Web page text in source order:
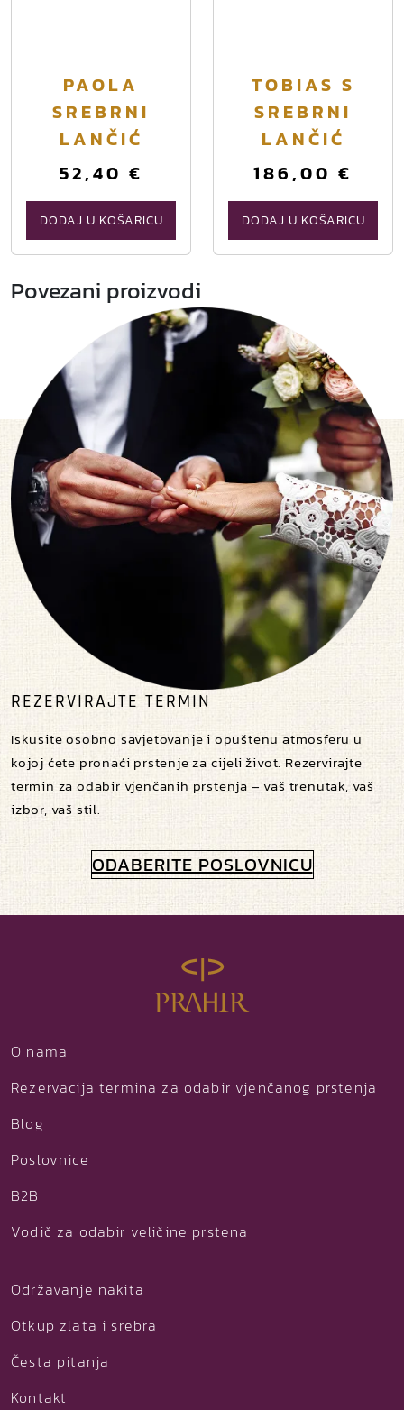
PAOLA
SREBRNI
LANČIĆ
52,40 €
DODAJ U KOŠARICU
TOBIAS S
SREBRNI
LANČIĆ
186,00 €
DODAJ U KOŠARICU
Povezani proizvodi
REZERVIRAJTE TERMIN
Iskusite osobno savjetovanje i opuštenu atmosferu u
kojoj ćete pronaći prstenje za cijeli život. Rezervirajte
termin za odabir vjenčanih prstenja – vaš trenutak, vaš
izbor, vaš stil.
ODABERITE POSLOVNICU
O nama
Rezervacija termina za odabir vjenčanog prstenja
Blog
Poslovnice
B2B
Vodič za odabir veličine prstena
Održavanje nakita
Otkup zlata i srebra
Česta pitanja
Kontakt